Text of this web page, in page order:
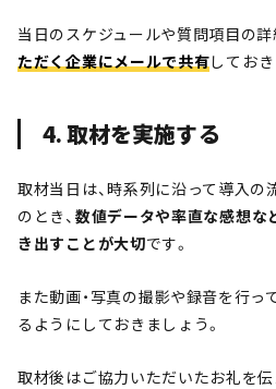
当日のスケジュールや質問項目の詳
ただく企業にメールで共有しておき
4. 取材を実施する
取材当日は、時系列に沿って導入の
のとき、 数値データや率直な感想な
き出すことが大切です。
また動画・写真の撮影や録音を行っ
るようにしておきましょう。
取材後はご協力いただいたお礼を